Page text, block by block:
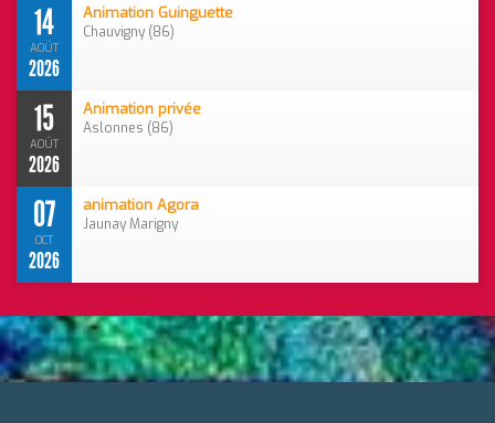
14
AOÛT
2026
Animation Guinguette
Chauvigny (86)
15
AOÛT
2026
Animation privée
Aslonnes (86)
07
OCT
2026
animation Agora
Jaunay Marigny